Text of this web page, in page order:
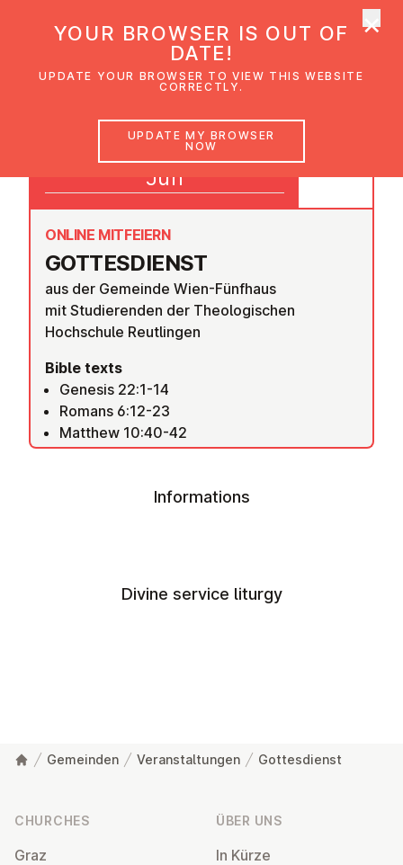
GOTTES­DI­ENST
ONLINE MITFEIERN
aus der Gemeinde Wien-Fünfhaus
mit Studierenden der Theologischen
Hochschule Reutlingen
Bible texts
Genesis 22:1-14
Romans 6:12-23
Matthew 10:40-42
28
Jun
Informations
Divine service liturgy
Gemeinden Veranstaltungen Gottesdienst
CHURCHES
Graz
ÜBER UNS
In Kürze
YOUR BROWSER IS OUT OF
DATE!
UPDATE YOUR BROWSER TO VIEW THIS WEBSITE
CORRECTLY.
UPDATE MY BROWSER
NOW
×